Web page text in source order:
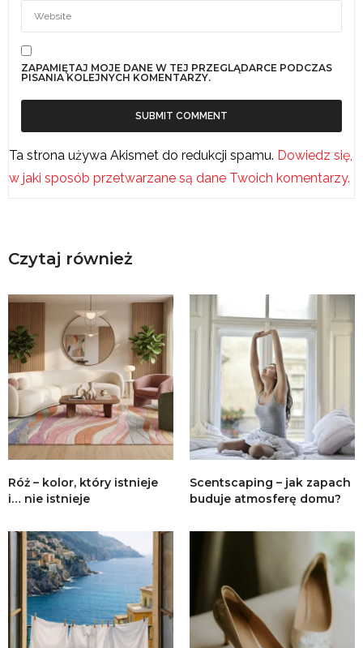
ZAPAMIĘTAJ MOJE DANE W TEJ PRZEGLĄDARCE PODCZAS
PISANIA KOLEJNYCH KOMENTARZY.
Ta strona używa Akismet do redukcji spamu. Dowiedz się,
w jaki sposób przetwarzane są dane Twoich komentarzy.
Czytaj również
Róż – kolor, który istnieje
i… nie istnieje
Scentscaping – jak zapach
buduje atmosferę domu?